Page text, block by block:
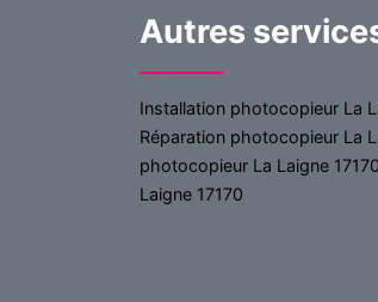
Autres
Installation photocopieur La
Réparation photocopieur La
photocopieur La Laigne 17170
Laigne 17170